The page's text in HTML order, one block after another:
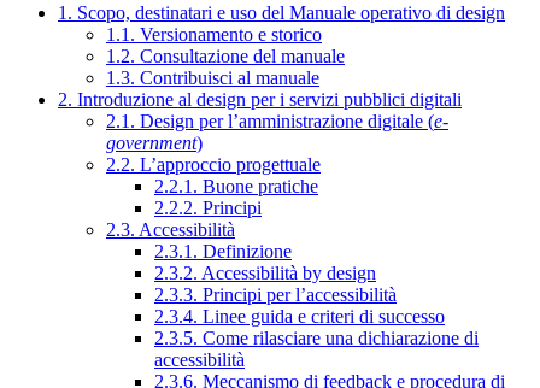
1. Scopo, destinatari e uso del Manuale operativo di design
1.1. Versionamento e storico
1.2. Consultazione del manuale
1.3. Contribuisci al manuale
2. Introduzione al design per i servizi pubblici digitali
2.1. Design per l’amministrazione digitale (e-
government)
2.2. L’approccio progettuale
2.2.1. Buone pratiche
2.2.2. Principi
2.3. Accessibilità
2.3.1. Definizione
2.3.2. Accessibilità by design
2.3.3. Principi per l’accessibilità
2.3.4. Linee guida e criteri di successo
2.3.5. Come rilasciare una dichiarazione di
accessibilità
2.3.6. Meccanismo di feedback e procedura di